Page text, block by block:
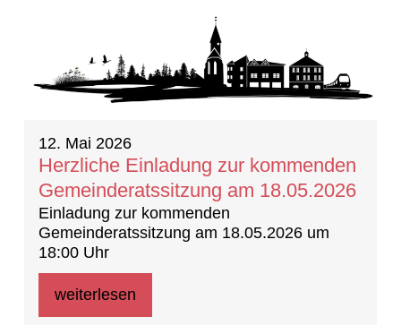
12. Mai 2026
Herzliche Einladung zur kommenden
Gemeinderatssitzung am 18.05.2026
Einladung zur kommenden
Gemeinderatssitzung am 18.05.2026 um
18:00 Uhr
weiterlesen